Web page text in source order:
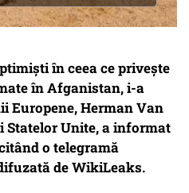
în ceea ce priveşte
în Afganistan, i-a
Europene, Herman Van
Statelor Unite, a informat
o telegramă
de WikiLeaks.